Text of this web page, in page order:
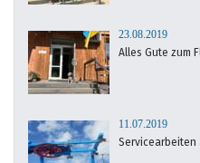
23.08.2019
Alles Gute zum
11.07.2019
Servicearbeiten